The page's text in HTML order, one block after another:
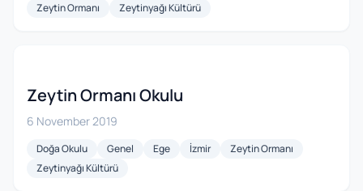
Zeytin Ormanı
Zeytinyağı Kültürü
Zeytin Ormanı Okulu
6 November 2019
Doğa Okulu Genel Ege İzmir
Zeytin Ormanı
Zeytinyağı Kültürü